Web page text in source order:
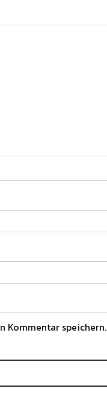
Kommentar speichern.